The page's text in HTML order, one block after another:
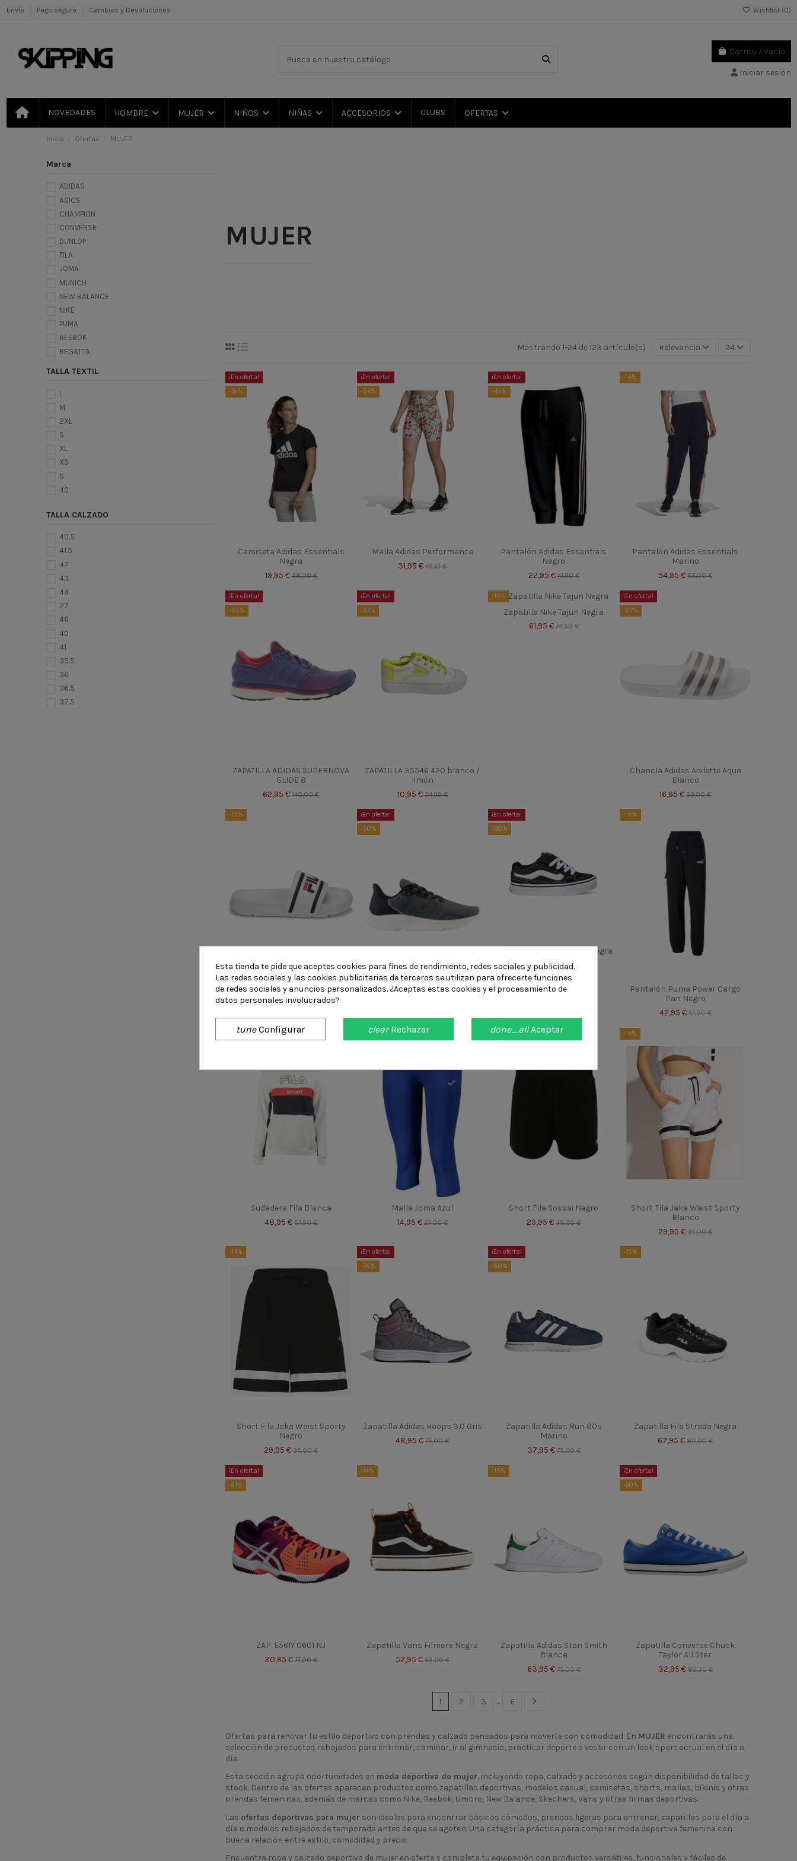
Envío Pago seguro Cambios y Devoluciones Wishlist (0)
Carrito / Vacío
Iniciar sesión
NOVEDADES HOMBRE MUJER NIÑOS NIÑAS ACCESORIOS CLUBS OFERTAS
Inicio Ofertas MUJER
MUJER
Mostrando 1-24 de 123 artículo(s) Relevancia 24
¡En oferta!
-31%
Camiseta Adidas Essentials
Negra
19,95 € 28,00 €
¡En oferta!
-34%
Malla Adidas Performance
31,95 €49,61 €
¡En oferta!
-45%
Pantalón Adidas Essentials
Negro
22,95 € 41,50 €
-14%
Pantalón Adidas Essentials
Marino
54,95 € 65,00 €
¡En oferta!
-55%
ZAPATILLA ADIDAS SUPERNOVA
GLIDE 8
62,95 €140,00 €
¡En oferta!
-57%
ZAPATILLA 35546 420 blanco /
limón
10,95 € 24,99 €
-14%
Zapatilla Nike Tajun Negra
61,95 € 73,50 €
¡En oferta!
-27%
Chancla Adidas Adilette Aqua
Blanco
16,95 € 23,00 €
-13%
Chancla Fila Morro Blanca
20,95 €25,00 €
¡En oferta!
-50%
Zapatilla New Balance Gris
¡En oferta!
-30%
Zapatilla Vans Caldrone Negra
38,95 €55,00 €
-15%
Pantalón Puma Power Cargo
Pan Negro
42,95 €51,00 €
-16%
Sudadera Fila Blanca
48,95 €57,50 €
¡En oferta!
Malla Joma Azul
14,95 € 27,00 €
-14%
Short Fila Sossai Negro
29,95 €35,00 €
-14%
Short Fila Jaka Waist Sporty
Blanco
29,95 € 35,00 €
-14%
Short Fila Jaka Waist Sporty
Negro
29,95 €35,00 €
¡En oferta!
-36%
Zapatilla Adidas Hoops 3.0 Gris
48,95 €75,00 €
¡En oferta!
-50%
Zapatilla Adidas Run 80s
Marino
37,95 € 75,00 €
-15%
Zapatilla Fila Strada Negra
67,95 € 80,00 €
¡En oferta!
-61%
ZAP. E561Y 0601 NJ
30,95 €77,00 €
-14%
Zapatilla Vans Filmore Negra
52,95 € 62,00 €
-15%
Zapatilla Adidas Stan Smith
Blanca
63,95 € 75,00 €
¡En oferta!
-60%
Zapatilla Converse Chuck
Taylor All Star
32,95 €82,30 €
1 2 3 … 6
Ofertas para renovar tu estilo deportivo con prendas y calzado pensados para moverte con comodidad. En MUJER encontrarás una
selección de productos rebajados para entrenar, caminar, ir al gimnasio, practicar deporte o vestir con un look sport actual en el día a
día.
Esta sección agrupa oportunidades en moda deportiva de mujer, incluyendo ropa, calzado y accesorios según disponibilidad de tallas y
stock. Dentro de las ofertas aparecen productos como zapatillas deportivas, modelos casual, camisetas, shorts, mallas, bikinis y otras
prendas femeninas, además de marcas como Nike, Reebok, Umbro, New Balance, Skechers, Vans y otras firmas deportivas.
Las ofertas deportivas para mujer son ideales para encontrar básicos cómodos, prendas ligeras para entrenar, zapatillas para el día a
día o modelos rebajados de temporada antes de que se agoten. Una categoría práctica para comprar moda deportiva femenina con
buena relación entre estilo, comodidad y precio.
Encuentra ropa y calzado deportivo de mujer en oferta y completa tu equipación con productos versátiles, funcionales y fáciles de
Marca
ADIDAS
ASICS
CHAMPION
CONVERSE
DUNLOP
FILA
JOMA
MUNICH
NEW BALANCE
NIKE
PUMA
REEBOK
REGATTA
TALLA TEXTIL
L
M
2XL
S
XL
XS
S
40
TALLA CALZADO
40.5
41.5
42
43
44
27
46
40
41
35.5
36
36.5
37.5
Esta tienda te pide que aceptes cookies para fines de rendimiento, redes sociales y publicidad.
Las redes sociales y las cookies publicitarias de terceros se utilizan para ofrecerte funciones
de redes sociales y anuncios personalizados. ¿Aceptas estas cookies y el procesamiento de
datos personales involucrados?
tune Configurar clear Rechazar done_all Aceptar